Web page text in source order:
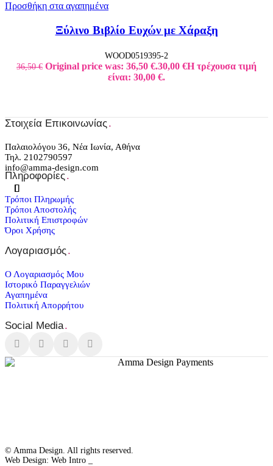
Προσθήκη στα αγαπημένα
Ξύλινο Βιβλίο Ευχών με Χάραξη
WOOD0519395-2
36,50€ Original price was: 36,50 €.30,00 €Η τρέχουσα τιμή
είναι: 30,00 €.
Στοιχεία Επικοινωνίας.
Παλαιολόγου 36, Νέα Ιωνία, Αθήνα
Τηλ. 2102790597
info@amma-design.com
Πληροφορίες.
Τρόποι Πληρωμής
Τρόποι Αποστολής
Πολιτική Επιστροφών
Όροι Χρήσης
Λογαριασμός.
Ο Λογαριασμός Μου
Ιστορικό Παραγγελιών
Αγαπημένα
Πολιτική Απορρήτου
Social Media.
© Amma Design. All rights reserved.
Web Design: Web Intro _